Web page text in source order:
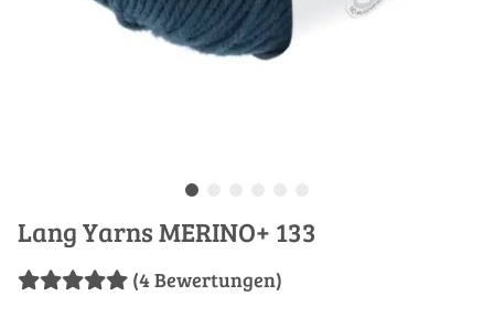
Lang Yarns MERINO+ 133
(4 Bewertungen)